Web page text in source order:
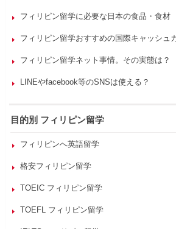
フィリピン留学に必要な日本の食品・食材
フィリピン留学おすすめの国際キャッシュ
フィリピン留学ネット事情。その実態は？
LINEやfacebook等のSNSは使える？
目的別 フィリピン留学
フィリピンへ英語留学
格安フィリピン留学
TOEIC フィリピン留学
TOEFL フィリピン留学